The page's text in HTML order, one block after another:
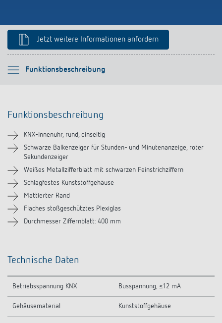
LUXORliving
Jetzt weitere Informationen anfordern
Funktionsbeschreibung
Bitte auswählen
Technische Informationen
Downloads
Funktionsbeschreibung
KNX-Innenuhr, rund, einseitig
Schwarze Balkenzeiger für Stunden- und Minutenanzeige, roter
Sekundenzeiger
Weißes Metallzifferblatt mit schwarzen Feinstrichziffern
Schlagfestes Kunststoffgehäuse
Mattierter Rand
Flaches stoßgeschütztes Plexiglas
Durchmesser Ziffernblatt: 400 mm
Technische Daten
Betriebsspannung KNX Busspannung, ≤12 mA
Gehäusematerial Kunststoffgehäuse